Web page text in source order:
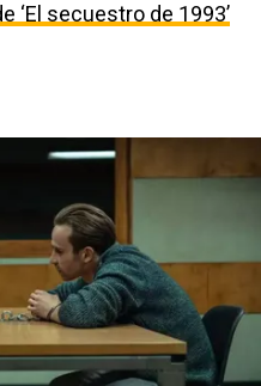
‘El secuestro de 1993’